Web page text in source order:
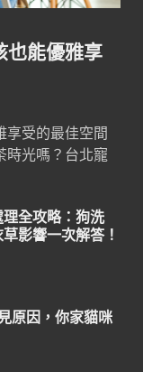
也能優雅享
享受的最佳空間
時光嗎？台北寵
全攻略：狗洗
影響一次解答！
原因，你家貓咪